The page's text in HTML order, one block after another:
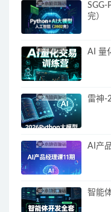
SGG-
完）
AI 量
雷神-
AI产
智能